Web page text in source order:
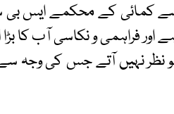
سے کمائی کے محکمے ایس
فراہمی و نکاسی آب کا بڑا
نظر نہیں آتے جس کی وجہ